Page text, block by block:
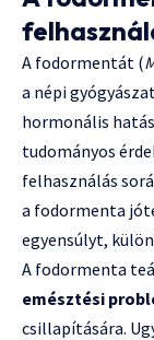
A fodormentát (
a népi
hormonális
tudományos
felhasználás
a fodormenta
egyensúlyt,
A fodormenta
emésztési
csillapítására.